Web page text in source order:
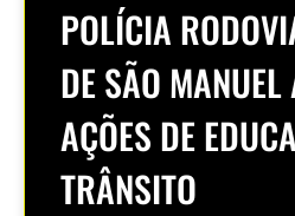
POLÍCIA
DE SÃO
AÇÕES DE
TRÂNSITO